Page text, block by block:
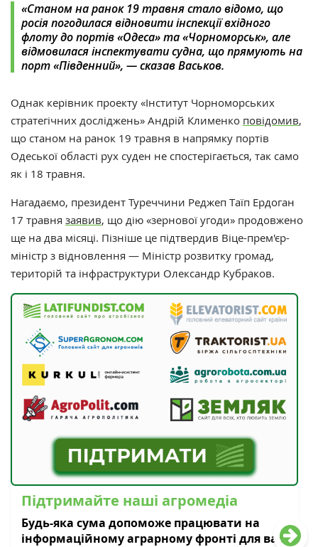
«Станом на ранок 19 травня стало відомо, що
росія погодилася відновити інспекції вхідного
флоту до портів «Одеса» та «Чорноморськ», але
відмовилася інспектувати судна, що прямують на
порт «Південний», —сказав Васьков.
Однак керівник проекту «Інститут Чорноморських
стратегічних досліджень» Андрій Клименко повідомив,
що станом на ранок 19 травня в напрямку портів
Одеської області рух суден не спостерігається, так само
як і 18 травня.
Нагадаємо, президент Туреччини Реджеп Таїп Ердоган
17 травня заявив, що дію «зернової угоди» продовжено
ще на два місяці. Пізніше це підтвердив Віце-прем'єр-
міністр з відновлення — Міністр розвитку громад,
територій та інфраструктури Олександр Кубраков.
Підтримайте наші агромедіа
Будь-яка сума допоможе працювати на
інформаційному аграрному фронті для вас